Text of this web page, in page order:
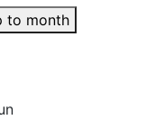
to month